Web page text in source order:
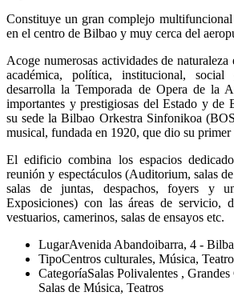
Constituye un gran complejo
en el centro de Bilbao y muy cerca del
Acoge numerosas actividades de naturaleza
académica, política, institucional,
desarrolla la Temporada de Opera de la
importantes y prestigiosas del Estado y de
su sede la Bilbao Orkestra Sinfonikoa
musical, fundada en 1920, que dio su
El edificio combina los espacios
reunión y espectáculos (Auditorium, salas
salas de juntas, despachos, foyers y
Exposiciones) con las áreas de servicio,
vestuarios, camerinos, salas de ensayos etc.
LugarAvenida Abandoibarra, 4 -
TipoCentros culturales, Música, Teatro
CategoríaSalas Polivalentes ,
Salas de Música, Teatros